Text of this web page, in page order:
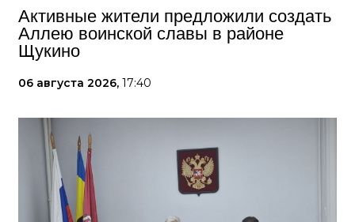
Активные жители предложили создать
Аллею воинской славы в районе
Щукино
06 августа 2026, 17:40